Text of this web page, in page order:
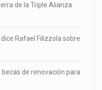
de la Triple Alianza
Rafael Filizzola sobre
de renovación para